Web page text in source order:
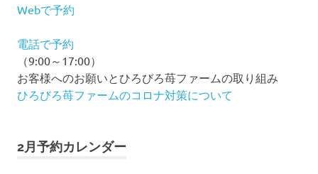
ン
Webで予約
電話で予約
（9:00～17:00）
お客様へのお願いとひろびろ苺ファームの取り組み
ひろびろ苺ファームのコロナ対策について
2月予約カレンダー